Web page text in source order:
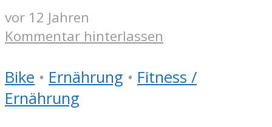
vor 12 Jahren
Kommentar hinterlassen
Bike • Ernährung • Fitness /
Ernährung